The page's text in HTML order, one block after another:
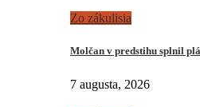
Zo zákulisia
Molčan v predstihu splnil
7 augusta, 2026